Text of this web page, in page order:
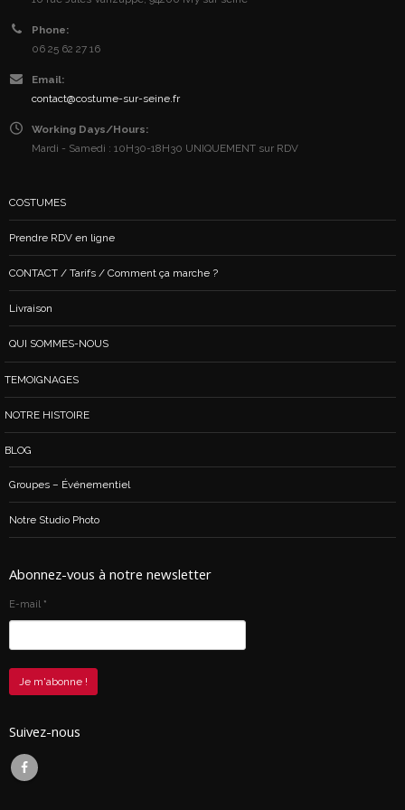
Phone:
06 25 62 27 16
Email:
contact@costume-sur-seine.fr
Working Days/Hours:
Mardi - Samedi : 10H30-18H30 UNIQUEMENT sur RDV
COSTUMES
Prendre RDV en ligne
CONTACT / Tarifs / Comment ça marche ?
Livraison
QUI SOMMES-NOUS
TEMOIGNAGES
NOTRE HISTOIRE
BLOG
Groupes – Événementiel
Notre Studio Photo
Abonnez-vous à notre newsletter
E-mail *
Suivez-nous